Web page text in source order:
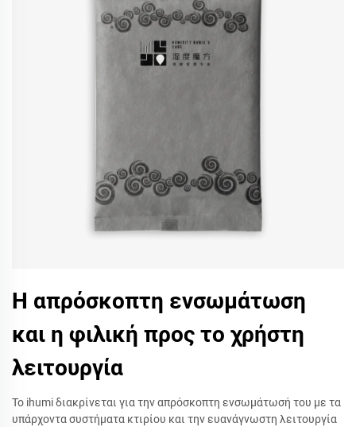
Η απρόσκοπτη ενσωμάτωση
και η φιλική προς το χρήστη
λειτουργία
Το ihumi διακρίνεται για την απρόσκοπτη ενσωμάτωσή του με τα
υπάρχοντα συστήματα κτιρίου και την ευανάγνωστη λειτουργία